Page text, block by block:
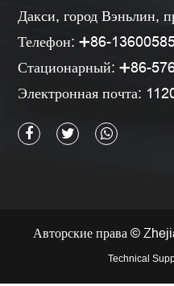
Дакси, город Вэньлин,
Телефон: ➕86-
Стационарный: ➕86-
Электронная почта:
Авторские права ©
Technical